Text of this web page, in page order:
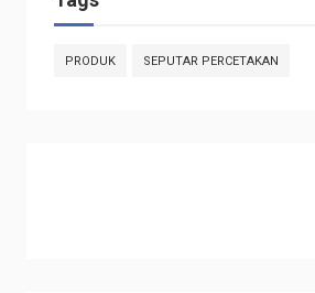
PRODUK SEPUTAR PERCETAKAN